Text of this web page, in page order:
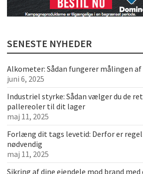
SENESTE NYHEDER
Alkometer: Sådan fungerer målingen
juni 6, 2025
Industriel styrke: Sådan vælger du de
pallereoler til dit lager
maj 11, 2025
Forlæng dit tags levetid: Derfor er
nødvendig
maj 11, 2025
Sikring af dine ejendele mod brand